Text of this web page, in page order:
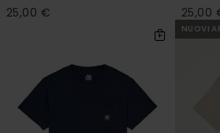
25,00 € 25,00
NUOVI